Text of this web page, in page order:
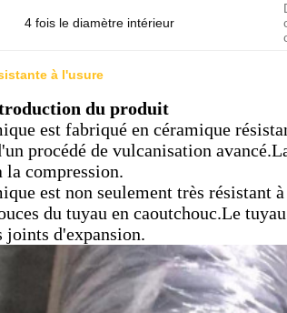
4 fois le diamètre intérieur
à l'usure
du produit
est fabriqué en céramique
procédé de vulcanisation
la compression.
est non seulement très résistant
du tuyau en caoutchouc.Le
joints d'expansion.